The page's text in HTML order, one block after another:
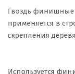
Гвоздь финишные
применяется в
скрепления
Используется